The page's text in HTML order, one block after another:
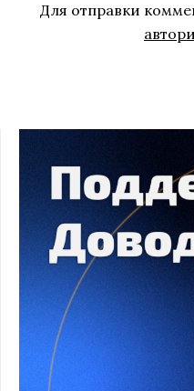
Для отправки